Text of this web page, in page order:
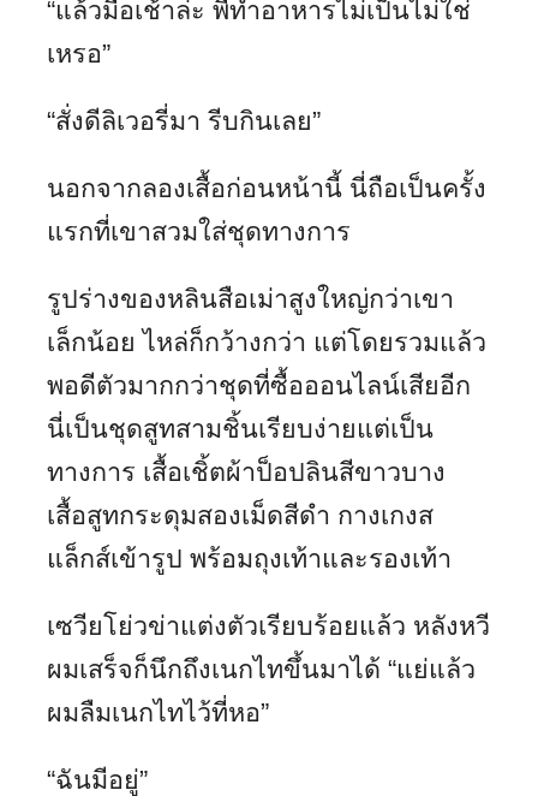
“แล้วมื้อเช้าล่ะ พี่ทำอาหารไม่เป็นไม่ใช่
เหรอ”
“สั่งดีลิเวอรี่มา รีบกินเลย”
นอกจากลองเสื้อก่อนหน้านี้ นี่ถือเป็นครั้ง
แรกที่เขาสวมใส่ชุดทางการ
รูปร่างของหลินสือเม่าสูงใหญ่กว่าเขา
เล็กน้อย ไหล่ก็กว้างกว่า แต่โดยรวมแล้ว
พอดีตัวมากกว่าชุดที่ซื้อออนไลน์เสียอีก
นี่เป็นชุดสูทสามชิ้นเรียบง่ายแต่เป็น
ทางการ เสื้อเชิ้ตผ้าป็อปลินสีขาวบาง
เสื้อสูทกระดุมสองเม็ดสีดำ กางเกงส
แล็กส์เข้ารูป พร้อมถุงเท้าและรองเท้า
เซวียโย่วข่าแต่งตัวเรียบร้อยแล้ว หลังหวี
ผมเสร็จก็นึกถึงเนกไทขึ้นมาได้ “แย่แล้ว
ผมลืมเนกไทไว้ที่หอ”
“ฉันมีอยู่”